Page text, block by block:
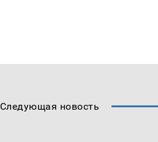
Следующая новость